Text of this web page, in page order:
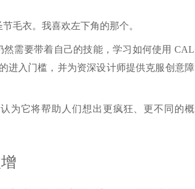
毛衣。我喜欢左下角的那个。
需要带着自己的技能，学习如何使用 CAL
进入门槛，并为资深设计师提供克服创意障
为它将帮助人们想出更疯狂、更不同的概